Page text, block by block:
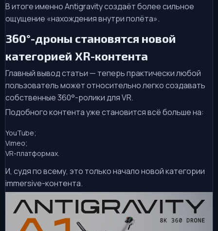
В итоге именно Antigravity создаёт более сильное
ощущение «нахождения внутри полёта».
360°-дроны становятся новой
категорией XR-контента
Главный вывод статьи — теперь практически любой
пользователь может относительно легко создавать
собственные 360°-ролики для VR.
Подобного контента уже становится всё больше на:
YouTube;
Vimeo;
VR-платформах.
И, судя по всему, это только начало новой категории
immersive-контента.